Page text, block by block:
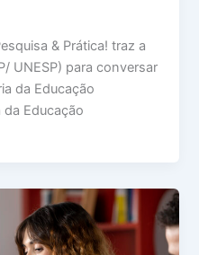
& Prática! traz a
UNESP) para conversar
da Educação
Educação